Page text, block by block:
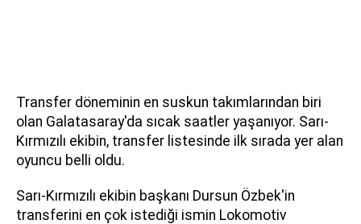
Transfer döneminin en suskun takımlarından biri
olan Galatasaray'da sıcak saatler yaşanıyor. Sarı-
Kırmızılı ekibin, transfer listesinde ilk sırada yer alan
oyuncu belli oldu.
Sarı-Kırmızılı ekibin başkanı Dursun Özbek'in
transferini en çok istediği ismin Lokomotiv